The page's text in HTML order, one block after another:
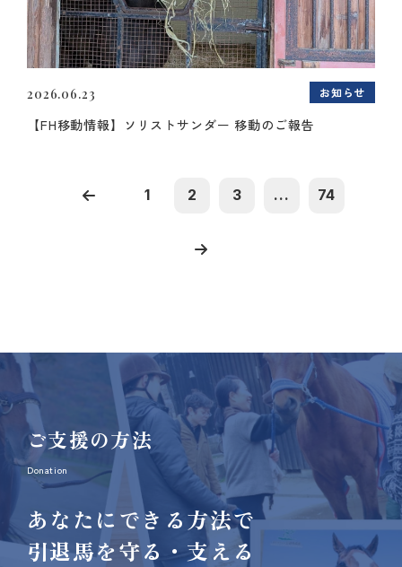
2026.06.23 お知らせ
【FH移動情報】ソリストサンダー 移動のご報告
1 2 3 ... 74
ご支援の方法
Donation
あなたにできる方法で
引退馬を守る・支える